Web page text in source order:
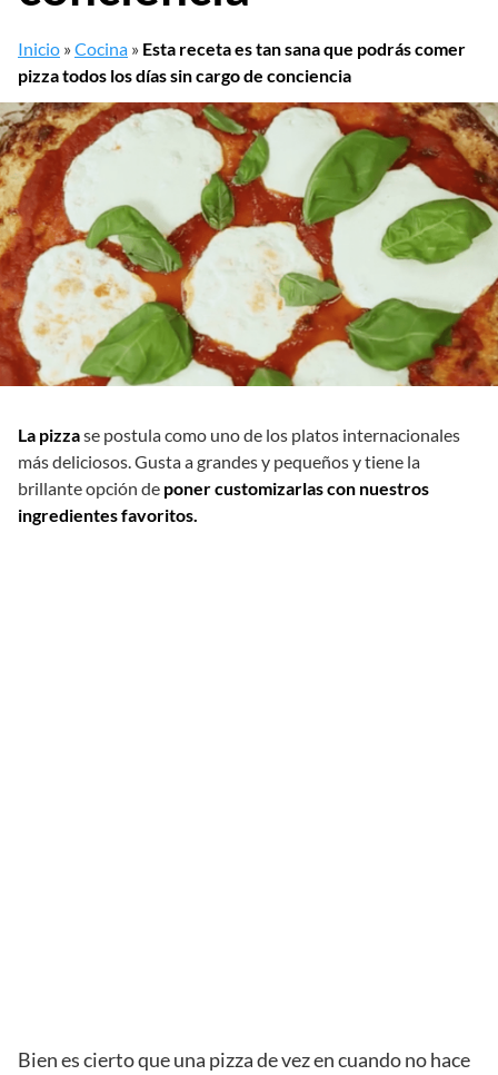
Inicio »Cocina » Esta receta es tan sana que podrás comer
pizza todos los días sin cargo de conciencia
La pizzase postula como uno de los platos internacionales
más deliciosos. Gusta a grandes y pequeños y tiene la
brillante opción de poner customizarlas con nuestros
ingredientes favoritos.
Bien es cierto que una pizza de vez en cuando no hace